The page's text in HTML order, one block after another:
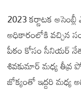
2023 కర్ణాటక
అధికారంలోకి వచ్చిన
పీఠం కోసం సీనియర్ నేత
శివకుమార్ మధ్య
జోక్యంతో ఇద్దరి మధ్య